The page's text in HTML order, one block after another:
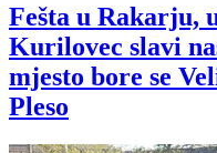
Fešta u Rakarju,
Kurilovec slavi
mjesto bore se
Pleso